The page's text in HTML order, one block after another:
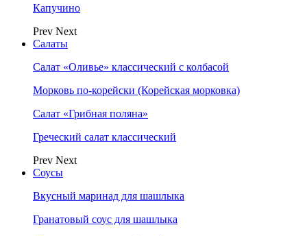
Капучино
Prev Next
Салаты
Салат «Оливье» классический с колбасой
Морковь по-корейски (Корейская морковка)
Салат «Грибная поляна»
Греческий салат классический
Prev Next
Соусы
Вкусный маринад для шашлыка
Гранатовый соус для шашлыка